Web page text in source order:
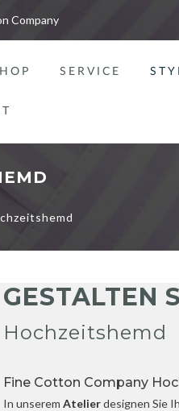
Company
SERVICE
GESTALTEN
Hochzeitshemd
Fine Cotton Company
In unserem Atelierdesignen Sie